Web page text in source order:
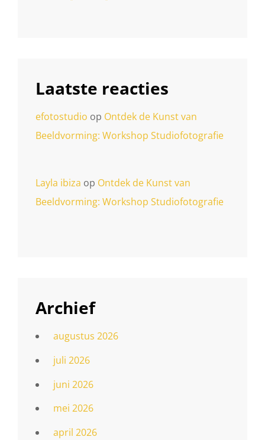
Laatste reacties
efotostudio op Ontdek de Kunst van
Beeldvorming: Workshop Studiofotografie
Layla ibiza op Ontdek de Kunst van
Beeldvorming: Workshop Studiofotografie
Archief
augustus 2026
juli 2026
juni 2026
mei 2026
april 2026